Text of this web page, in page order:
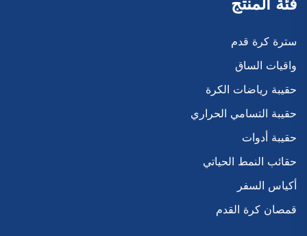
سترة كرة قدم
واقيات الساق
حقيبة رياضات الكرة
حقيبة التسامي الحراري
حقيبة أدوات
حقائب النمط الحياتي
أكياس السفر
قمصان كرة القدم